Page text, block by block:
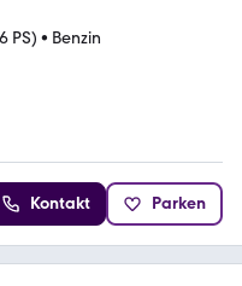
PS) • Benzin
Kontakt Parken